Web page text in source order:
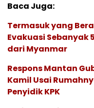
Baca Juga:
Termasuk yang
Evakuasi Sebanyak
dari Myanmar
Respons Mantan
Kamil Usai
Penyidik KPK